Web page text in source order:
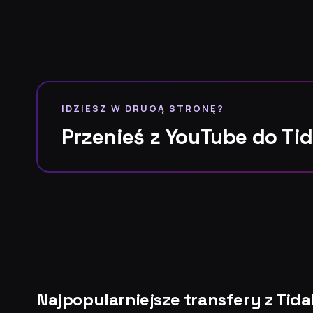
IDZIESZ W DRUGĄ STRONĘ?
Przenieś z YouTube do
Najpopularniejsze transfery z Tidal